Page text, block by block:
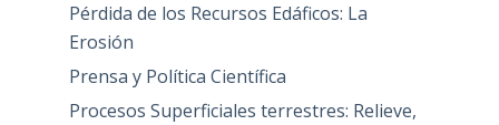
Pérdida de los Recursos Edáficos: La
Erosión
Prensa y Política Científica
Procesos Superficiales terrestres: Relieve,